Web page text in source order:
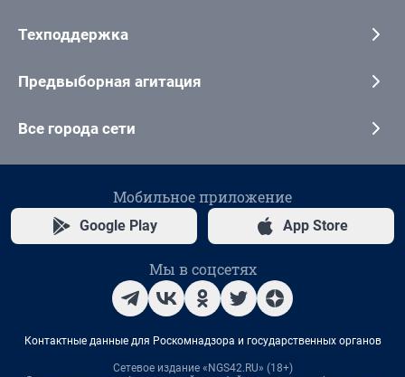
Техподдержка
Предвыборная агитация
Все города сети
Мобильное приложение
Google Play App Store
Мы в соцсетях
Контактные данные для Роскомнадзора и государственных органов
Сетевое издание «NGS42.RU» (18+)